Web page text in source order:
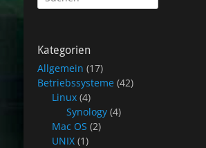
nach:
Kategorien
Allgemein (17)
Betriebssysteme (42)
Linux (4)
Synology (4)
Mac OS (2)
UNIX (1)